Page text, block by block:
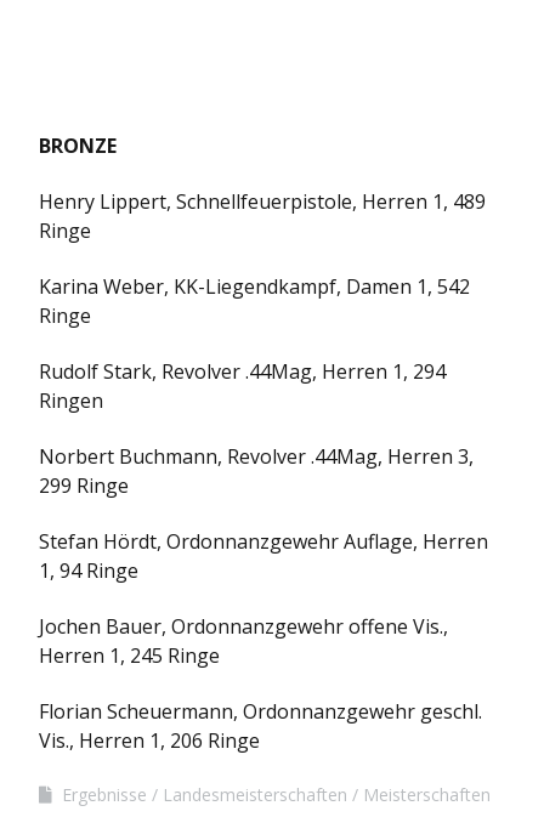
BRONZE
Henry Lippert, Schnellfeuerpistole, Herren 1, 489
Ringe
Karina Weber, KK-Liegendkampf, Damen 1, 542
Ringe
Rudolf Stark, Revolver .44Mag, Herren 1, 294
Ringen
Norbert Buchmann, Revolver .44Mag, Herren 3,
299 Ringe
Stefan Hördt, Ordonnanzgewehr Auflage, Herren
1, 94 Ringe
Jochen Bauer, Ordonnanzgewehr offene Vis.,
Herren 1, 245 Ringe
Florian Scheuermann, Ordonnanzgewehr geschl.
Vis., Herren 1, 206 Ringe
Ergebnisse Landesmeisterschaften Meisterschaften